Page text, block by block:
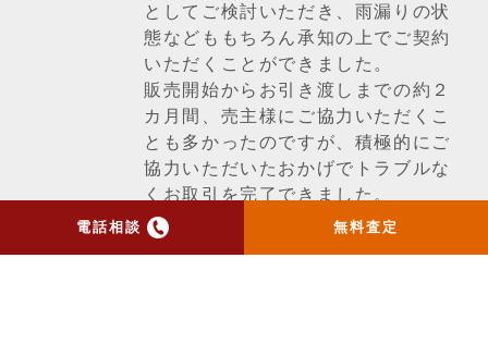
電話相談 無料査定
としてご検討いただき、雨漏りの状
態などももちろん承知の上でご契約
いただくことができました。
販売開始からお引き渡しまでの約２
カ月間、売主様にご協力いただくこ
とも多かったのですが、積極的にご
協力いただいたおかげでトラブルな
くお取引を完了できました。